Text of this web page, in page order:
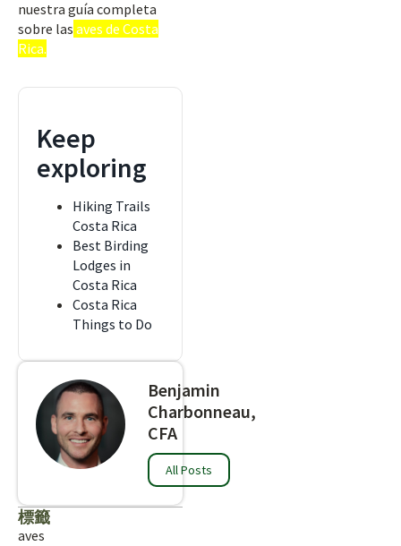
nuestra guía completa
sobre las aves de Costa
Rica.
Keep
exploring
Hiking Trails
Costa Rica
Best Birding
Lodges in
Costa Rica
Costa Rica
Things to Do
Benjamin
Charbonneau,
CFA
All Posts
標籤
aves